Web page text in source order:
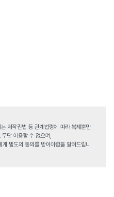
저작권법 등 관계법령에 따라 복제뿐만
단 이용할 수 없으며,
별도의 동의를 받아야함을 알려드립니